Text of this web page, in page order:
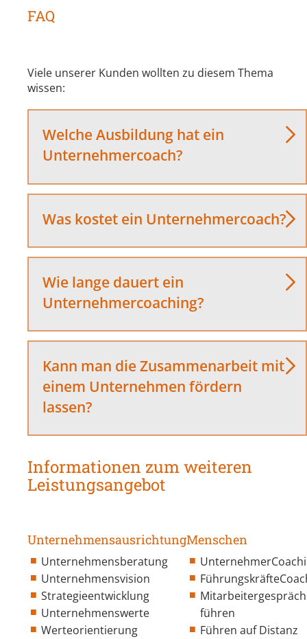
FAQ
Viele unserer Kunden wollten zu diesem Thema
wissen:
Welche Ausbildung hat ein
Unternehmercoach?
Was kostet ein Unternehmercoach?
Wie lange dauert ein
Unternehmercoaching?
Kann man die Zusammenarbeit mit
einem Unternehmen fördern
lassen?
Informationen zum weiteren
Leistungsangebot
Unternehmensausrichtung
Unternehmensberatung
Unternehmensvision
Strategieentwicklung
Unternehmenswerte
Werteorientierung
Menschen
Mitarbeitergespräch
führen
Führen auf Distanz